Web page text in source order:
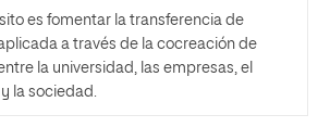
es fomentar la transferencia de
a través de la cocreación de
la universidad, las empresas, el
la sociedad.